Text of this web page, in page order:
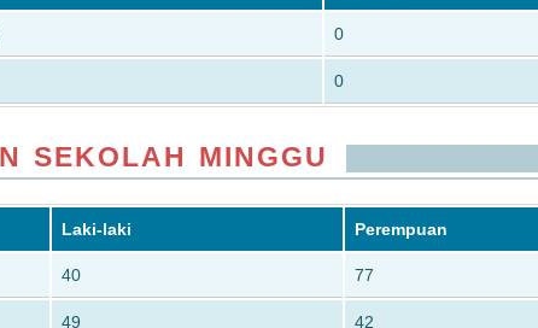
0
0
SEKOLAH MINGGU
Laki-laki Perempuan
40 77
49 42